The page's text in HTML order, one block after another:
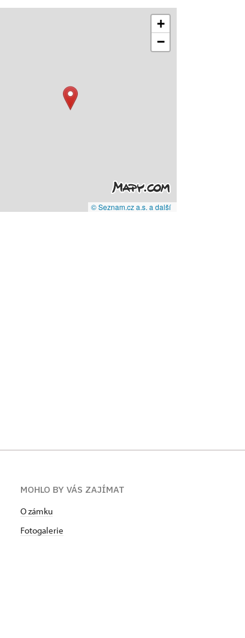
+
−
© Seznam.cz a.s. a další
MOHLO BY VÁS ZAJÍMAT
O zámku
Fotogalerie